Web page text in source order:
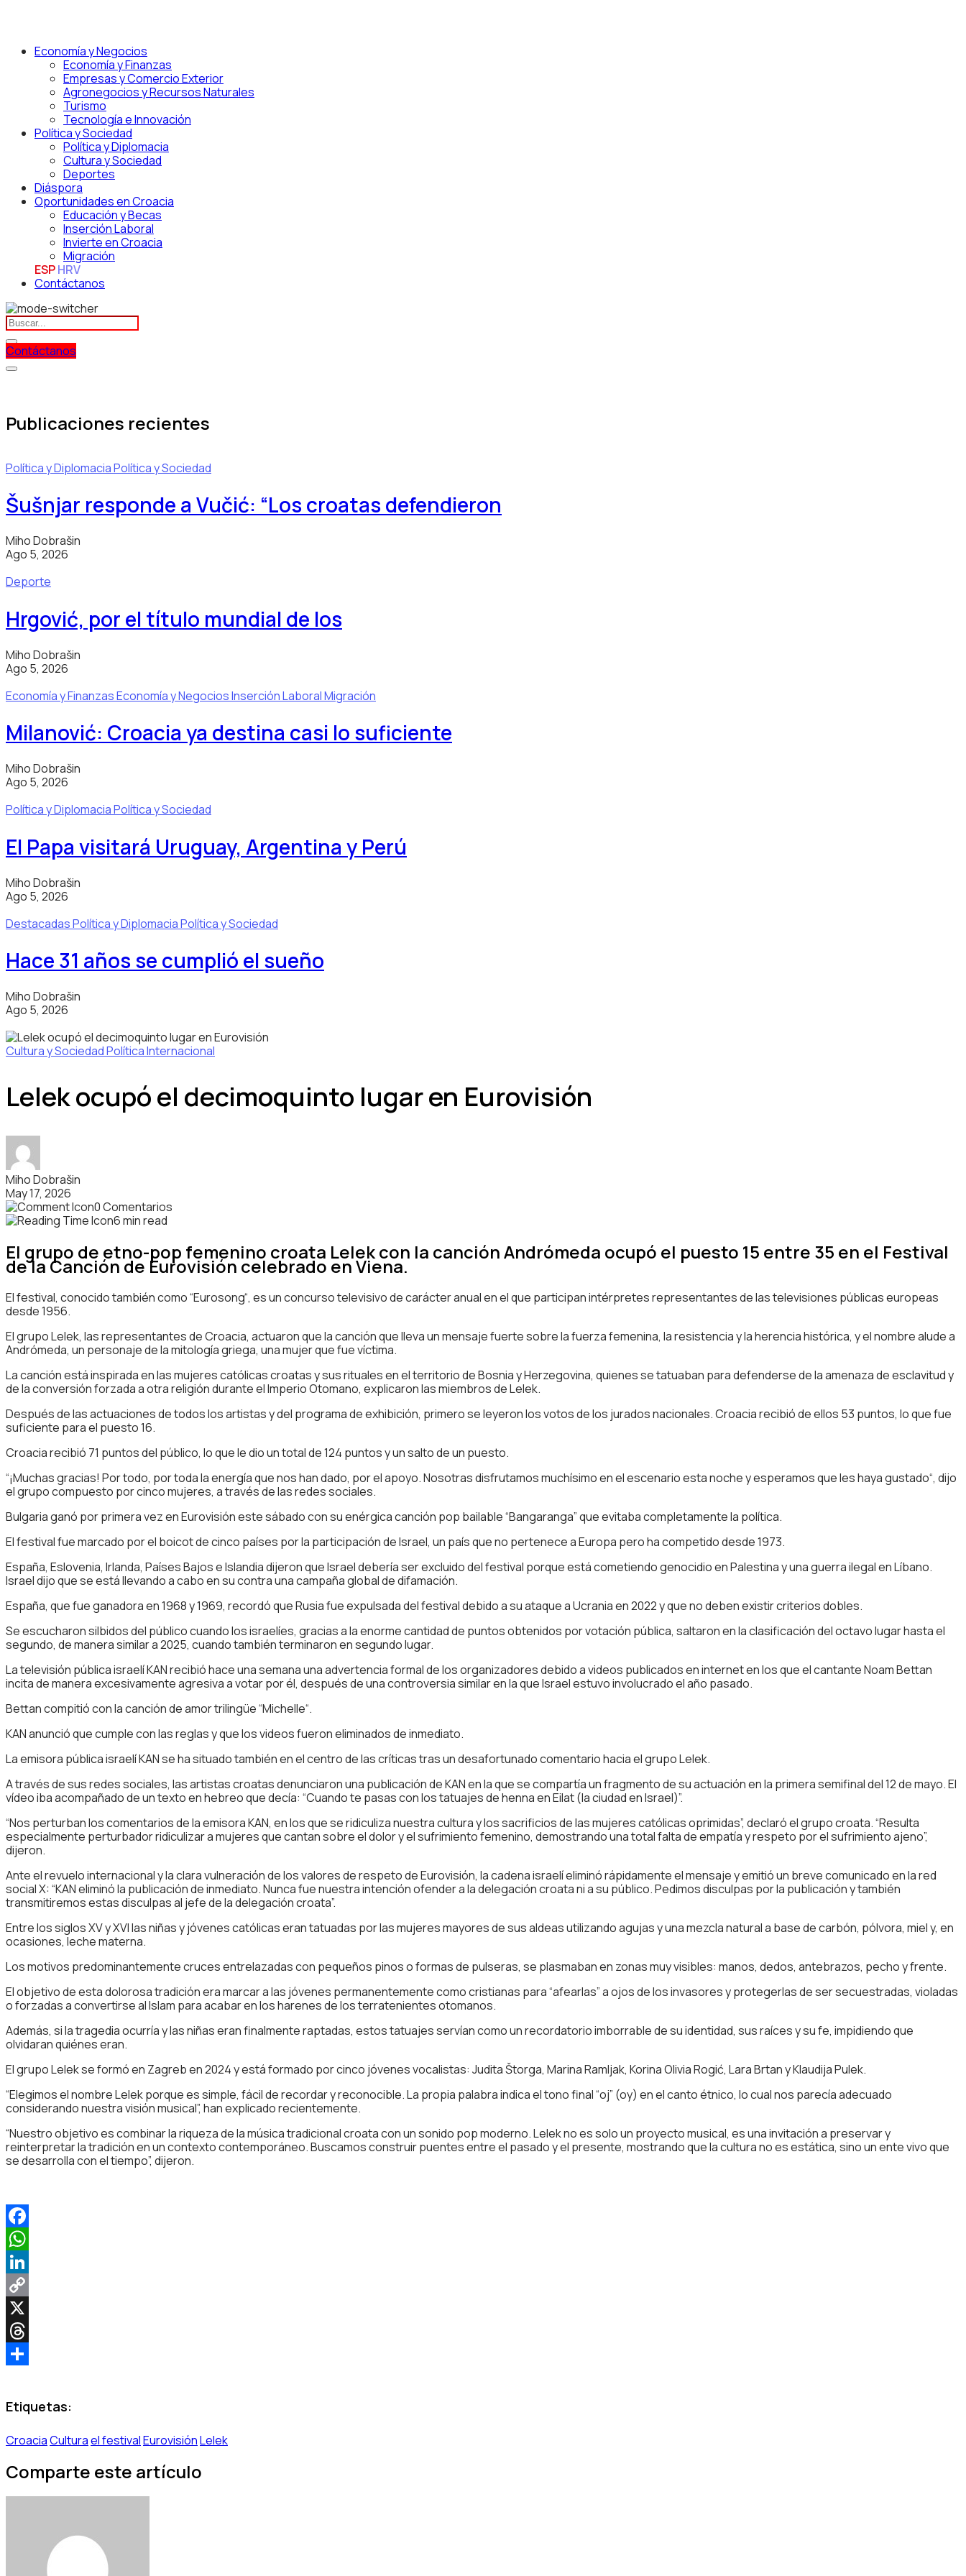
Economía y Negocios
Economía y Finanzas
Empresas y Comercio Exterior
Agronegocios y Recursos Naturales
Turismo
Tecnología e Innovación
Política y Sociedad
Política y Diplomacia
Cultura y Sociedad
Deportes
Diáspora
Oportunidades en Croacia
Educación y Becas
Inserción Laboral
Invierte en Croacia
Migración
ESPHRV
Contáctanos
Contáctanos
Publicaciones recientes
Política y DiplomaciaPolítica y Sociedad
Šušnjar responde a Vučić: “Los croatas defendieron
Miho Dobrašin
Ago 5, 2026
Deporte
Hrgović, por el título mundial de los
Miho Dobrašin
Ago 5, 2026
Economía y FinanzasEconomía y NegociosInserción LaboralMigración
Milanović: Croacia ya destina casi lo suficiente
Miho Dobrašin
Ago 5, 2026
Política y DiplomaciaPolítica y Sociedad
El Papa visitará Uruguay, Argentina y Perú
Miho Dobrašin
Ago 5, 2026
DestacadasPolítica y DiplomaciaPolítica y Sociedad
Hace 31 años se cumplió el sueño
Miho Dobrašin
Ago 5, 2026
Cultura y SociedadPolítica Internacional
Lelek ocupó el decimoquinto lugar en Eurovisión
Miho Dobrašin
May 17, 2026
0 Comentarios
6 min read
El grupo de etno-pop femenino croata Lelek con la canción Andrómeda ocupó el puesto 15 entre 35 en el Festival
de la Canción de Eurovisión celebrado en Viena.
El festival, conocido también como “Eurosong“, es un concurso televisivo de carácter anual en el que participan intérpretes representantes de las televisiones públicas europeas
desde 1956.
El grupo Lelek, las representantes de Croacia, actuaron que la canción que lleva un mensaje fuerte sobre la fuerza femenina, la resistencia y la herencia histórica, y el nombre alude a
Andrómeda, un personaje de la mitología griega, una mujer que fue víctima.
La canción está inspirada en las mujeres católicas croatas y sus rituales en el territorio de Bosnia y Herzegovina, quienes se tatuaban para defenderse de la amenaza de esclavitud y
de la conversión forzada a otra religión durante el Imperio Otomano, explicaron las miembros de Lelek.
Después de las actuaciones de todos los artistas y del programa de exhibición, primero se leyeron los votos de los jurados nacionales. Croacia recibió de ellos 53 puntos, lo que fue
suficiente para el puesto 16.
Croacia recibió 71 puntos del público, lo que le dio un total de 124 puntos y un salto de un puesto.
“¡Muchas gracias! Por todo, por toda la energía que nos han dado, por el apoyo. Nosotras disfrutamos muchísimo en el escenario esta noche y esperamos que les haya gustado“, dijo
el grupo compuesto por cinco mujeres, a través de las redes sociales.
Bulgaria ganó por primera vez en Eurovisión este sábado con su enérgica canción pop bailable “Bangaranga” que evitaba completamente la política.
El festival fue marcado por el boicot de cinco países por la participación de Israel, un país que no pertenece a Europa pero ha competido desde 1973.
España, Eslovenia, Irlanda, Países Bajos e Islandia dijeron que Israel debería ser excluido del festival porque está cometiendo genocidio en Palestina y una guerra ilegal en Líbano.
Israel dijo que se está llevando a cabo en su contra una campaña global de difamación.
España, que fue ganadora en 1968 y 1969, recordó que Rusia fue expulsada del festival debido a su ataque a Ucrania en 2022 y que no deben existir criterios dobles.
Se escucharon silbidos del público cuando los israelíes, gracias a la enorme cantidad de puntos obtenidos por votación pública, saltaron en la clasificación del octavo lugar hasta el
segundo, de manera similar a 2025, cuando también terminaron en segundo lugar.
La televisión pública israelí KAN recibió hace una semana una advertencia formal de los organizadores debido a videos publicados en internet en los que el cantante Noam Bettan
incita de manera excesivamente agresiva a votar por él, después de una controversia similar en la que Israel estuvo involucrado el año pasado.
Bettan compitió con la canción de amor trilingüe “Michelle“.
KAN anunció que cumple con las reglas y que los videos fueron eliminados de inmediato.
La emisora pública israelí KAN se ha situado también en el centro de las críticas tras un desafortunado comentario hacia el grupo Lelek.
A través de sus redes sociales, las artistas croatas denunciaron una publicación de KAN en la que se compartía un fragmento de su actuación en la primera semifinal del 12 de mayo. El
vídeo iba acompañado de un texto en hebreo que decía: “Cuando te pasas con los tatuajes de henna en Eilat (la ciudad en Israel)”.
“Nos perturban los comentarios de la emisora KAN, en los que se ridiculiza nuestra cultura y los sacrificios de las mujeres católicas oprimidas”, declaró el grupo croata. “Resulta
especialmente perturbador ridiculizar a mujeres que cantan sobre el dolor y el sufrimiento femenino, demostrando una total falta de empatía y respeto por el sufrimiento ajeno”,
dijeron.
Ante el revuelo internacional y la clara vulneración de los valores de respeto de Eurovisión, la cadena israelí eliminó rápidamente el mensaje y emitió un breve comunicado en la red
social X: “KAN eliminó la publicación de inmediato. Nunca fue nuestra intención ofender a la delegación croata ni a su público. Pedimos disculpas por la publicación y también
transmitiremos estas disculpas al jefe de la delegación croata”.
Entre los siglos XV y XVI las niñas y jóvenes católicas eran tatuadas por las mujeres mayores de sus aldeas utilizando agujas y una mezcla natural a base de carbón, pólvora, miel y, en
ocasiones, leche materna.
Los motivos predominantemente cruces entrelazadas con pequeños pinos o formas de pulseras, se plasmaban en zonas muy visibles: manos, dedos, antebrazos, pecho y frente.
El objetivo de esta dolorosa tradición era marcar a las jóvenes permanentemente como cristianas para “afearlas” a ojos de los invasores y protegerlas de ser secuestradas, violadas
o forzadas a convertirse al Islam para acabar en los harenes de los terratenientes otomanos.
Además, si la tragedia ocurría y las niñas eran finalmente raptadas, estos tatuajes servían como un recordatorio imborrable de su identidad, sus raíces y su fe, impidiendo que
olvidaran quiénes eran.
El grupo Lelek se formó en Zagreb en 2024 y está formado por cinco jóvenes vocalistas: Judita Štorga, Marina Ramljak, Korina Olivia Rogić, Lara Brtan y Klaudija Pulek.
“Elegimos el nombre Lelek porque es simple, fácil de recordar y reconocible. La propia palabra indica el tono final “oj” (oy) en el canto étnico, lo cual nos parecía adecuado
considerando nuestra visión musical”, han explicado recientemente.
“Nuestro objetivo es combinar la riqueza de la música tradicional croata con un sonido pop moderno. Lelek no es solo un proyecto musical, es una invitación a preservar y
reinterpretar la tradición en un contexto contemporáneo. Buscamos construir puentes entre el pasado y el presente, mostrando que la cultura no es estática, sino un ente vivo que
se desarrolla con el tiempo”, dijeron.
Facebook
WhatsApp
LinkedIn
Copy
Link
X
Threads
Etiquetas:
CroaciaCulturael festivalEurovisiónLelek
Comparte este artículo